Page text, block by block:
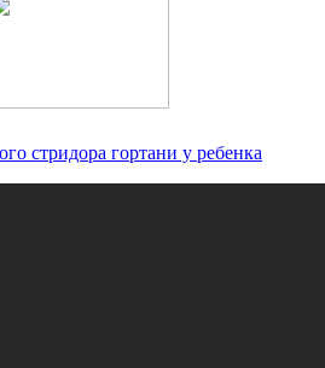
стридора гортани у ребенка